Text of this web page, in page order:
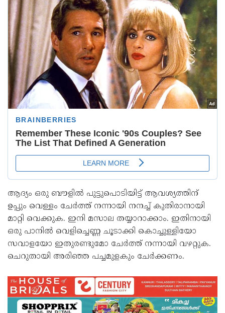
ആദ്യം ഒരു ബൗളിൽ പുട്ടുപൊടിയിട്ട് ആവശ്യത്തിന്
ഉപ്പും വെള്ളം ചേർത്ത് നന്നായി നനച്ച് കുതിരാനായി
മാറ്റി വെക്കുക. ഇനി മസാല തയ്യാറാക്കാം. ഇതിനായി
ഒരു പാനിൽ വെളിച്ചെണ്ണ ചൂടാക്കി കൊച്ചുള്ളിയോ
സവാളയോ ഇതുരണ്ടുമോ ചേർത്ത് നന്നായി വഴറ്റുക.
ചെറുതായി അരിഞ്ഞ പച്ചമുളകും ചേർക്കണം.